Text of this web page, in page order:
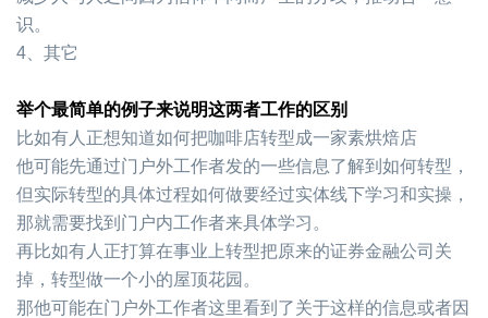
识。
4、其它
举个最简单的例子来说明这两者工作的区别
比如有人正想知道如何把咖啡店转型成一家素烘焙店
他可能先通过门户外工作者发的一些信息了解到如何转型，
但实际转型的具体过程如何做要经过实体线下学习和实操，
那就需要找到门户内工作者来具体学习。
再比如有人正打算在事业上转型把原来的证券金融公司关
掉，转型做一个小的屋顶花园。
那他可能在门户外工作者这里看到了关于这样的信息或者因